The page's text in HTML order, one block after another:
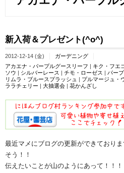
新入荷＆プレゼント(^o^)
2012-12-14 (金)
ガーデニング
アカエナ・パープルグースリーフ | キク・フエ
ソウ | シルバーレース | チモ・ローゼス | パー
リムラ・ブルースプラッシュ | プルマージュ・
ララチェリー | 大抽選会 | 花かんざし
最近マメにブログの更新ができておりま
そう！！
伝えたいことが山のようにあって！！！